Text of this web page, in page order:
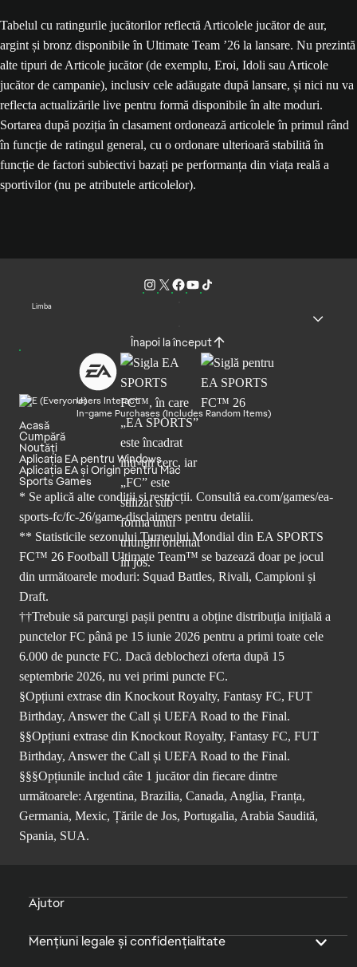
Tabelul cu ratingurile jucătorilor reflectă Articolele jucător de aur,
argint și bronz disponibile în Ultimate Team ’26 la lansare. Nu prezintă
alte tipuri de Articole jucător (de exemplu, Eroi, Idoli sau Articole
jucător de campanie), inclusiv cele adăugate după lansare, și nici nu va
reflecta actualizările live pentru formă disponibile în alte moduri.
Sortarea după poziția în clasament ordonează articolele în primul rând
în funcție de ratingul general, cu o ordonare ulterioară stabilită în
funcție de factori subiectivi bazați pe performanța din viața reală a
sportivilor (nu pe atributele articolelor).
Limba
Înapoi la început
Users Interact
In-game Purchases (Includes Random Items)
Acasă
Cumpără
Noutăți
Aplicația EA pentru Windows
Aplicația EA și Origin pentru Mac
Sports Games
* Se aplică alte condiții și restricții. Consultă ea.com/games/ea-
sports-fc/fc-26/game-disclaimers pentru detalii.
** Statisticile sezonului Turneului Mondial din EA SPORTS
FC™ 26 Football Ultimate Team™ se bazează doar pe jocul
din următoarele moduri: Squad Battles, Rivali, Campioni și
Draft.
††Trebuie să parcurgi pașii pentru a obține distribuția inițială a
punctelor FC până pe 15 iunie 2026 pentru a primi toate cele
6.000 de puncte FC. Dacă deblochezi oferta după 15
septembrie 2026, nu vei primi puncte FC.
§Opțiuni extrase din Knockout Royalty, Fantasy FC, FUT
Birthday, Answer the Call și UEFA Road to the Final.
§§Opțiuni extrase din Knockout Royalty, Fantasy FC, FUT
Birthday, Answer the Call și UEFA Road to the Final.
§§§Opțiunile includ câte 1 jucător din fiecare dintre
următoarele: Argentina, Brazilia, Canada, Anglia, Franța,
Germania, Mexic, Țările de Jos, Portugalia, Arabia Saudită,
Spania, SUA.
Ajutor
Mențiuni legale și confidențialitate